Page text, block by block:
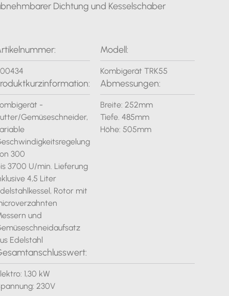
Dichtung und Kesselschaber
Modell:
Kombigerät TRK55
-
Gemüseschneider,
300
3700 U/min. Lieferung
4,5 Liter
Rotor mit
und
Edelstahl
Abmessungen:
Breite: 252mm
Tiefe. 485mm
Höhe: 505mm
1,30 kW
230V